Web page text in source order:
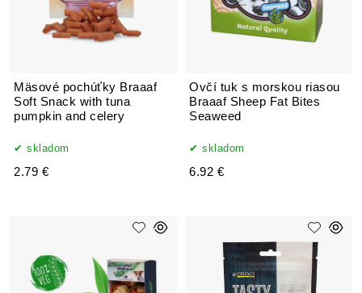
Mäsové pochúťky Braaaf
Soft Snack with tuna
pumpkin and celery
skladom
2.79 €
Ovčí tuk s morskou riasou
Braaaf Sheep Fat Bites
Seaweed
skladom
6.92 €